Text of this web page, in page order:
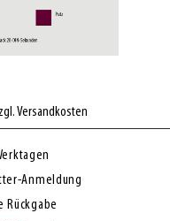
Versandkosten
Anmeldung
Rückgabe